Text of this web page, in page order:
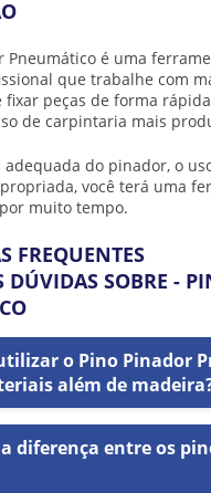
Pneumático é uma
que trabalhe com
fixar peças de forma
de carpintaria mais
adequada do pinador, o
você terá uma
muito tempo.
FREQUENTES
DÚVIDAS SOBRE -
o Pino Pinador
além de
diferença entre os